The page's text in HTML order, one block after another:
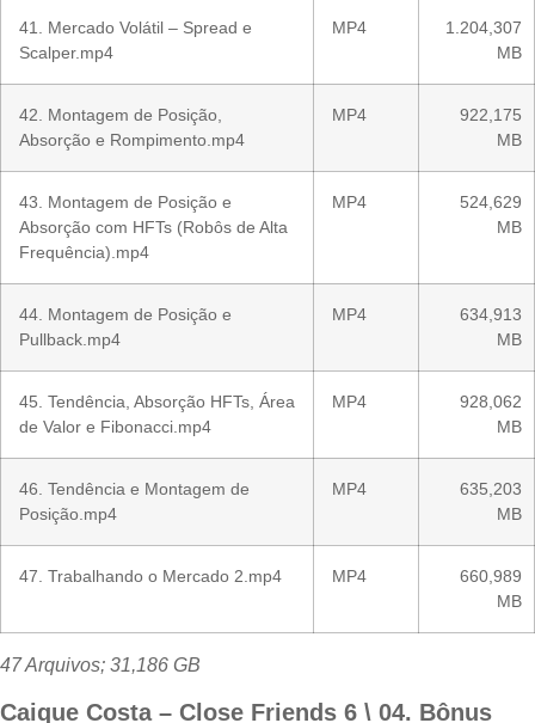
41. Mercado Volátil – Spread e
Scalper.mp4
MP4
1.204,307
MB
42. Montagem de Posição,
Absorção e Rompimento.mp4
MP4
922,175
MB
43. Montagem de Posição e
Absorção com HFTs (Robôs de Alta
Frequência).mp4
MP4
524,629
MB
44. Montagem de Posição e
Pullback.mp4
MP4
634,913
MB
45. Tendência, Absorção HFTs, Área
de Valor e Fibonacci.mp4
MP4
928,062
MB
46. Tendência e Montagem de
Posição.mp4
MP4
635,203
MB
47. Trabalhando o Mercado 2.mp4 MP4
660,989
MB
47 Arquivos; 31,186 GB
Caique Costa – Close Friends 6 \ 04. Bônus